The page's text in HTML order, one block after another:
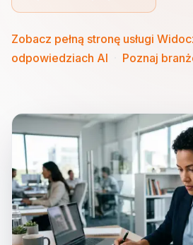
Zobacz pełną stronę usługi
odpowiedziach AI
Poznaj